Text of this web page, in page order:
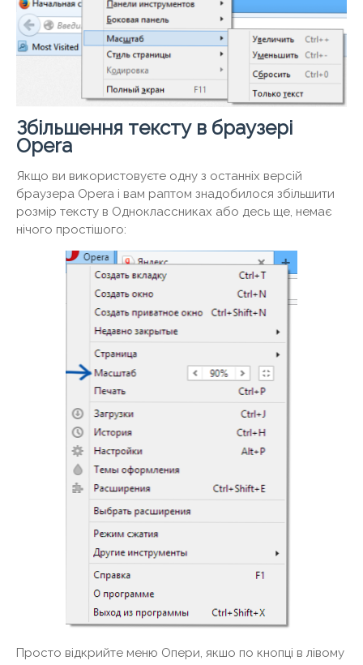
Збільшення тексту в браузері
Opera
Якщо ви використовуєте одну з останніх версій
браузера Opera і вам раптом знадобилося збільшити
розмір тексту в Одноклассниках або десь ще, немає
нічого простішого:
Просто відкрийте меню Опери, якшо по кнопці в лівому